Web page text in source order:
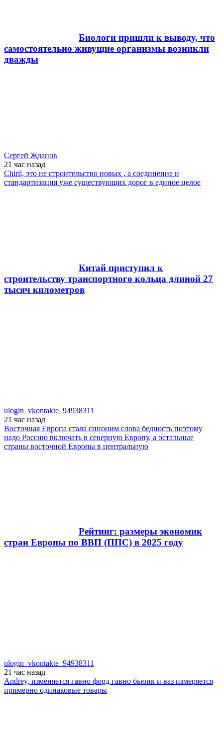
Биологи пришли к выводу, что
самостоятельно живущие организмы возникли
дважды
Сергей Жданов
21 час назад
Chiril, это не строительство новых , а соединение и
стандартизация уже существующих дорог в единое целое
Китай приступил к
строительству транспортного кольца длиной 27
тысяч километров
ulogin_vkontakte_94938311
21 час назад
Восточная Европа стала синоним слова бедность поэтому
надо Россию включать в северную Европу, а остальные
страны восточной Европы в центральную
Рейтинг: размеры экономик
стран Европы по ВВП (ППС) в 2025 году
ulogin_vkontakte_94938311
21 час назад
Andrey, изменяется гавно форд гавно бьюик и ваз измеряется
примерно одинаковые товары